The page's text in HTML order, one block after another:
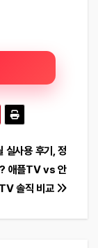
사용 후기, 정
? 애플TV vs 안
솔직 비교